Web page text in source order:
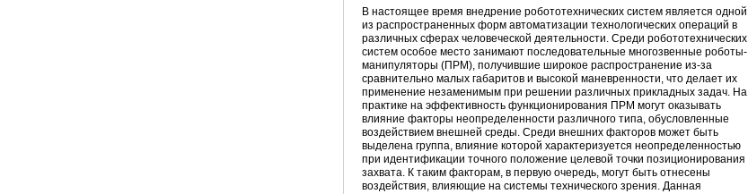
В настоящее время внедрение робототехнических систем является одной
из распространенных форм автоматизации технологических операций в
различных сферах человеческой деятельности. Среди робототехнических
систем особое место занимают последовательные многозвенные роботы-
манипуляторы (ПРМ), получившие широкое распространение из-за
сравнительно малых габаритов и высокой маневренности, что делает их
применение незаменимым при решении различных прикладных задач. На
практике на эффективность функционирования ПРМ могут оказывать
влияние факторы неопределенности различного типа, обусловленные
воздействием внешней среды. Среди внешних факторов может быть
выделена группа, влияние которой характеризуется неопределенностью
при идентификации точного положение целевой точки позиционирования
захвата. К таким факторам, в первую очередь, могут быть отнесены
воздействия, влияющие на системы технического зрения. Данная